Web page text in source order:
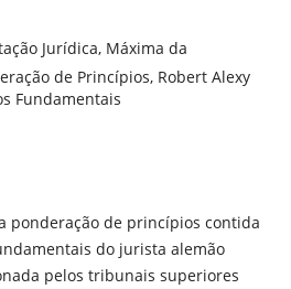
Jurídica, Máxima da
de Princípios, Robert Alexy
Fundamentais
ponderação de princípios contida
do jurista alemão
pelos tribunais superiores